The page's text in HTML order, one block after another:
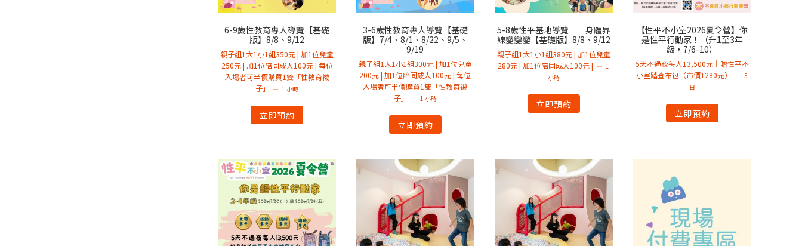
6-9歲性教育專人導覽【基礎
版】8/8、9/12
親子組1大1小1組350元 | 加1位兒童
250元 | 加1位陪同成人100元 | 每位
入場者可半價購買1雙「性教育襪
子」
1 小時
立即預約
3-6歲性教育專人導覽【基礎
版】7/4、8/1、8/22、9/5、
9/19
親子組1大1小1組300元 | 加1位兒童
200元 | 加1位陪同成人100元 | 每位
入場者可半價購買1雙「性教育襪
子」
1 小時
立即預約
5-8歲性平基地導覽──身體界
線變變變【基礎版】8/8、9/12
親子組1大1小1組380元 | 加1位兒童
280元 | 加1位陪同成人100元 |
1
小時
立即預約
【性平不小室2026夏令營】你
是性平行動家！（升1至3年
級，7/6-10）
5天不過夜每人13,500元｜贈性平不
小室踏查布包（市價1280元）
5
日
立即預約